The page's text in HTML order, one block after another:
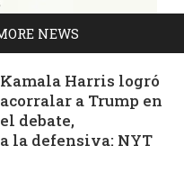
NEWS
Kamala Harris logró
acorralar a Trump en
el debate,
la defensiva: NYT